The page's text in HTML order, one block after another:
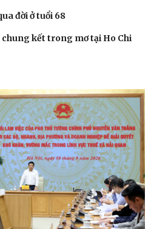
đời ở tuổi 68
kết trong mơ tại Ho Chi